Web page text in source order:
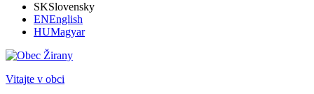
SKSlovensky
ENEnglish
HUMagyar
Vitajte v obci